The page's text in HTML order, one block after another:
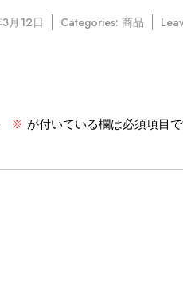
月12日 Categories: 商品
※ が付いている欄は必須項目